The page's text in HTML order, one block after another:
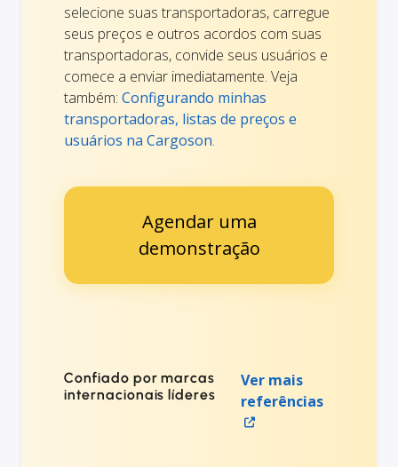
selecione suas transportadoras, carregue
seus preços e outros acordos com suas
transportadoras, convide seus usuários e
comece a enviar imediatamente. Veja
também: Configurando minhas
transportadoras, listas de preços e
usuários na Cargoson.
Agendar uma
demonstração
Confiado por marcas
internacionais líderes
Ver mais
referências